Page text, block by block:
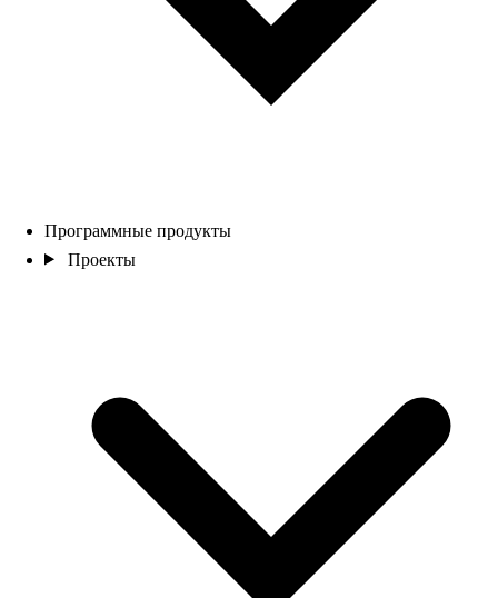
Программные продукты
Проекты